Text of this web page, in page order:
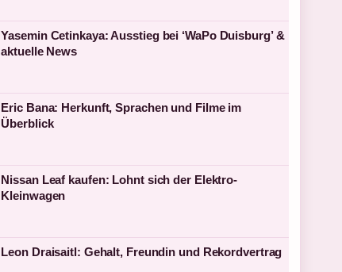
Yasemin Cetinkaya: Ausstieg bei ‘WaPo Duisburg’ &
aktuelle News
Eric Bana: Herkunft, Sprachen und Filme im
Überblick
Nissan Leaf kaufen: Lohnt sich der Elektro-
Kleinwagen
Leon Draisaitl: Gehalt, Freundin und Rekordvertrag